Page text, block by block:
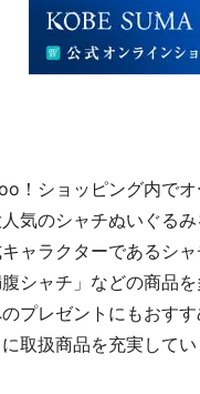
！ショッピング内で
気のシャチぬいぐる
ャラクターであるシ
シャチ」などの商品
プレゼントにもおすす
取扱商品を充実して